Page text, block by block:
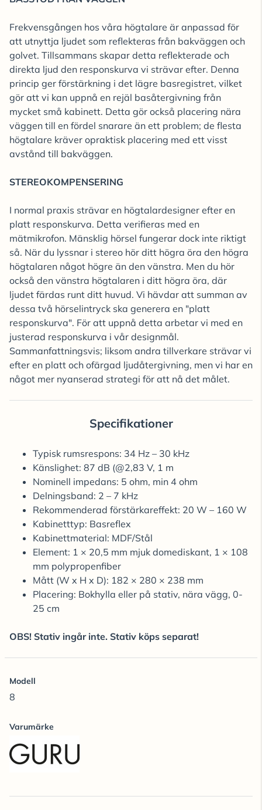
Frekvensgången hos våra högtalare är anpassad för
att utnyttja ljudet som reflekteras från bakväggen och
golvet. Tillsammans skapar detta reflekterade och
direkta ljud den responskurva vi strävar efter. Denna
princip ger förstärkning i det lägre basregistret, vilket
gör att vi kan uppnå en rejäl basåtergivning från
mycket små kabinett. Detta gör också placering nära
väggen till en fördel snarare än ett problem; de flesta
högtalare kräver opraktisk placering med ett visst
avstånd till bakväggen.
STEREOKOMPENSERING
I normal praxis strävar en högtalardesigner efter en
platt responskurva. Detta verifieras med en
mätmikrofon. Mänsklig hörsel fungerar dock inte riktigt
så. När du lyssnar i stereo hör ditt högra öra den högra
högtalaren något högre än den vänstra. Men du hör
också den vänstra högtalaren i ditt högra öra, där
ljudet färdas runt ditt huvud. Vi hävdar att summan av
dessa två hörselintryck ska generera en "platt
responskurva". För att uppnå detta arbetar vi med en
justerad responskurva i vår designmål.
Sammanfattningsvis; liksom andra tillverkare strävar vi
efter en platt och ofärgad ljudåtergivning, men vi har en
något mer nyanserad strategi för att nå det målet.
Specifikationer
Typisk rumsrespons: 34 Hz – 30 kHz
Känslighet: 87 dB (@2,83 V, 1 m
Nominell impedans: 5 ohm, min 4 ohm
Delningsband: 2 – 7 kHz
Rekommenderad förstärkareffekt: 20 W – 160 W
Kabinetttyp: Basreflex
Kabinettmaterial: MDF/Stål
Element: 1 × 20,5 mm mjuk domediskant, 1 × 108
mm polypropenfiber
Mått (W x H x D): 182 × 280 × 238 mm
Placering: Bokhylla eller på stativ, nära vägg, 0-
25 cm
OBS! Stativ ingår inte. Stativ köps separat!
Modell
8
Varumärke